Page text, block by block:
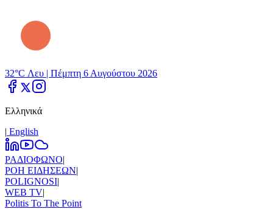
32°C Λευ | Πέμπτη 6 Αυγούστου 2026
Ελληνικά
| Εnglish
ΡΑΔΙΟΦΩΝΟ|
ΡΟΗ ΕΙΔΗΣΕΩΝ|
POLIGNOSI|
WEB TV|
Politis To The Point